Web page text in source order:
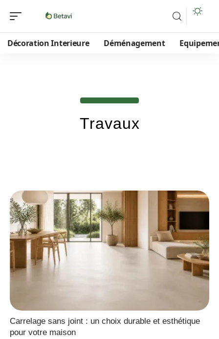
Décoration Interieure Déménagement
Travaux
Carrelage sans joint : un choix durable et esthétique
pour votre maison